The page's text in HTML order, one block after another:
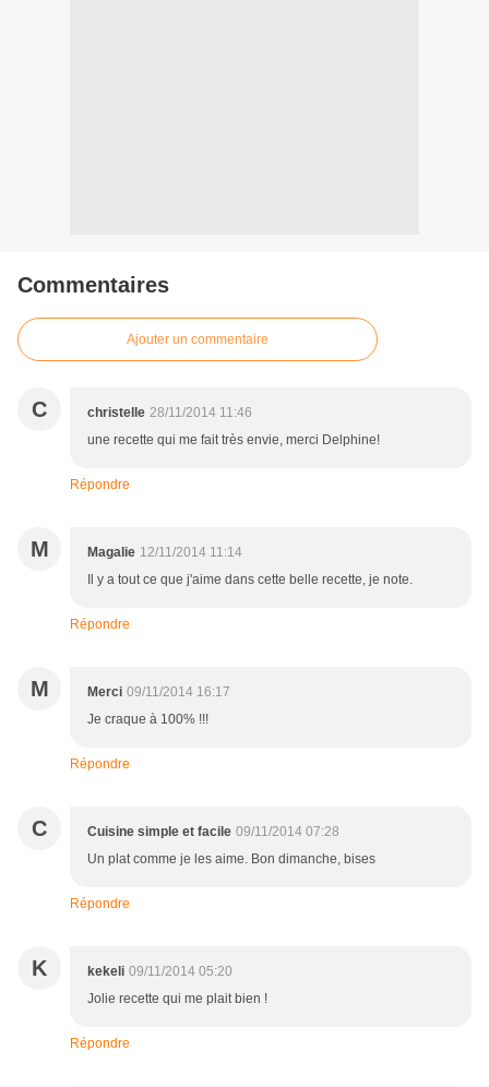
Commentaires
Ajouter un commentaire
C christelle 28/11/2014 11:46
une recette qui me fait très envie, merci Delphine!
Répondre
M Magalie 12/11/2014 11:14
Il y a tout ce que j'aime dans cette belle recette, je note.
Répondre
M Merci 09/11/2014 16:17
Je craque à 100% !!!
Répondre
C Cuisine simple et facile 09/11/2014 07:28
Un plat comme je les aime. Bon dimanche, bises
Répondre
K kekeli 09/11/2014 05:20
Jolie recette qui me plait bien !
Répondre